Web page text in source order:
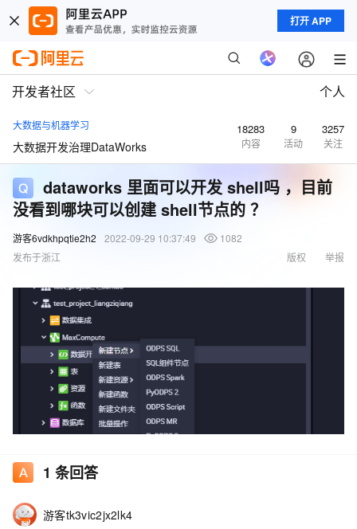
打开 APP
开发者社区 个人
大数据与机器学习
大数据开发治理DataWorks
18283
内容
9
活动
3257
关注
dataworks 里面可以开发 shell吗 ，目前
没看到哪块可以创建 shell节点的 ？
游客6vdkhpqtie2h2 2022-09-29 10:37:49
1082
发布于浙江
举报
版权
1 条回答
游客tk3vic2jx2lk4